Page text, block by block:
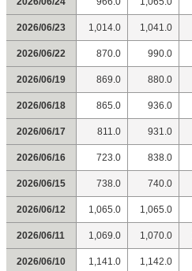
2026/06/23 1,014.0 1,041.0
2026/06/22 870.0 990.0
2026/06/19 869.0 880.0
2026/06/18 865.0 936.0
2026/06/17 811.0 931.0
2026/06/16 723.0 838.0
2026/06/15 738.0 740.0
2026/06/12 1,065.0 1,065.0
2026/06/11 1,069.0 1,070.0
2026/06/10 1,141.0 1,142.0